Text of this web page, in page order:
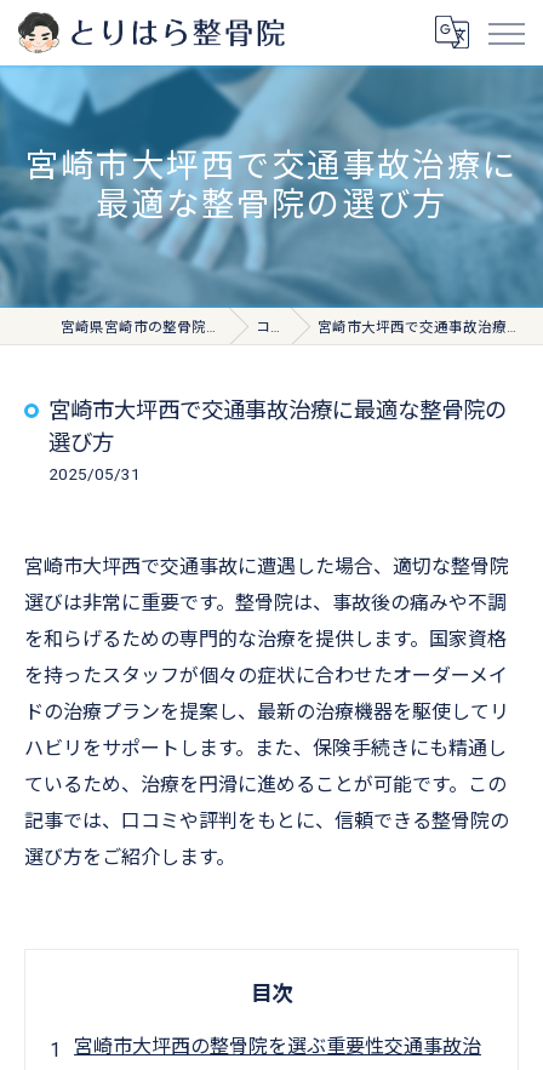
宮崎市大坪西で交通事故治療に
最適な整骨院の選び方
宮崎県宮崎市の整骨院ならとりはら整骨院 コラム 宮崎市大坪西で交通事故治療に最適な整骨院の選び方
宮崎市大坪西で交通事故治療に最適な整骨院の
選び方
2025/05/31
宮崎市大坪西で交通事故に遭遇した場合、適切な整骨院
選びは非常に重要です。整骨院は、事故後の痛みや不調
を和らげるための専門的な治療を提供します。国家資格
を持ったスタッフが個々の症状に合わせたオーダーメイ
ドの治療プランを提案し、最新の治療機器を駆使してリ
ハビリをサポートします。また、保険手続きにも精通し
ているため、治療を円滑に進めることが可能です。この
記事では、口コミや評判をもとに、信頼できる整骨院の
選び方をご紹介します。
目次
宮崎市大坪西の整骨院を選ぶ重要性交通事故治